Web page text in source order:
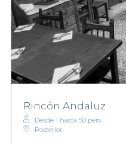
Rincón Andaluz
Desde 1 hasta 50 pers.
Posterior